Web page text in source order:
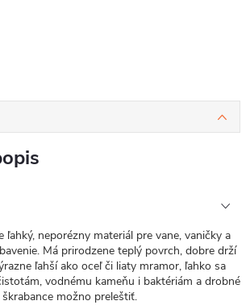
ľahký, neporézny materiál pre vane, vaničky a
Má prirodzene teplý povrch, dobre drží
ľahší ako oceľ či liaty mramor, ľahko sa
vodnému kameňu i baktériám a drobné
škrabance možno preleštiť.